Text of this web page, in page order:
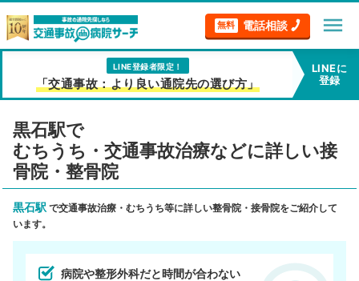
無料 電話相談 menu
LINE登録者限定！
「交通事故：より良い通院先の選び方」
LINEに
登録
黒石駅で
むちうち・交通事故治療などに詳しい接
骨院・整骨院
黒石駅 で交通事故治療・むちうち等に詳しい整骨院・接骨院をご紹介して
います。
病院や整形外科だと時間が合わない